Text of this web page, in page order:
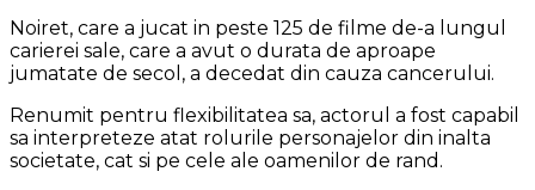
Noiret, care a jucat in peste 125 de filme de-a lungul
carierei sale, care a avut o durata de aproape
jumatate de secol, a decedat din cauza cancerului.
Renumit pentru flexibilitatea sa, actorul a fost capabil
sa interpreteze atat rolurile personajelor din inalta
societate, cat si pe cele ale oamenilor de rand.